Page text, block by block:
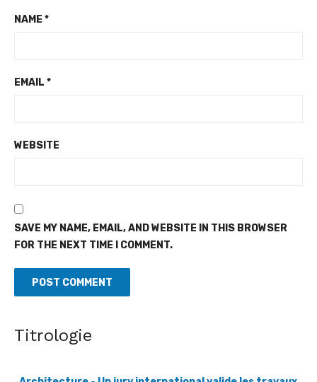
NAME *
EMAIL *
WEBSITE
SAVE MY NAME, EMAIL, AND WEBSITE IN THIS BROWSER
FOR THE NEXT TIME I COMMENT.
Titrologie
Architecture - Un jury international valide les travaux
[Fratmat.info] Après cinq années de formation en